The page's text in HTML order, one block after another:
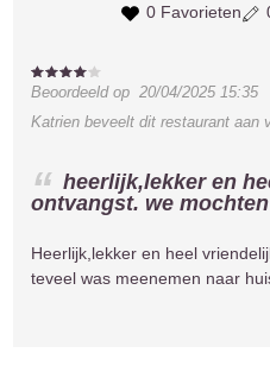
0 Favorieten
Beoordeeld op20/04/2025 15:35
Katrien beveelt dit restaurant aan
heerlijk,lekker en
ontvangst. we
Heerlijk,lekker en heel
teveel was meenemen naar